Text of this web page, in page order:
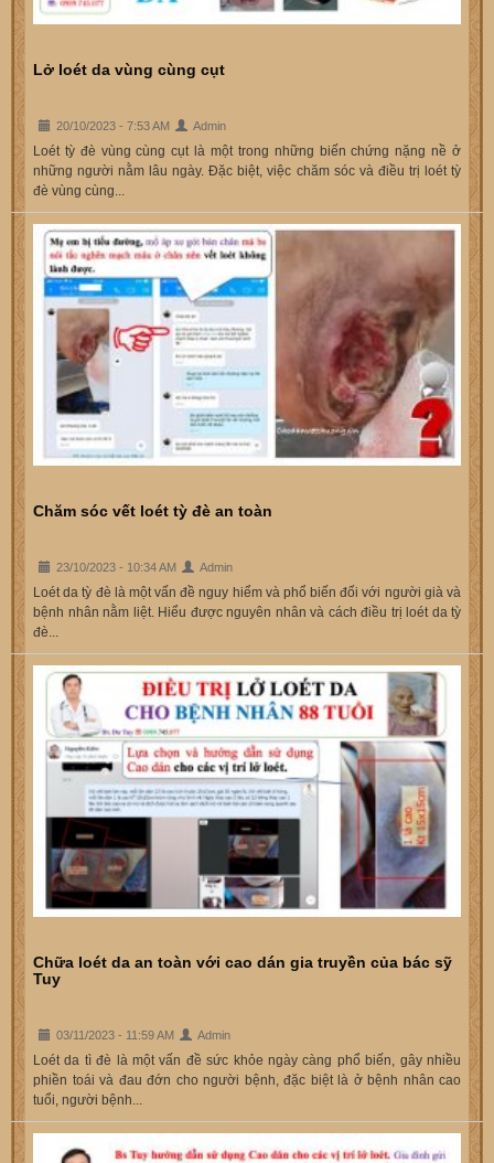
Lở loét da vùng cùng cụt
20/10/2023 - 7:53 AM Admin
Loét tỳ đè vùng cùng cụt là một trong những biến chứng nặng nề ở
những người nằm lâu ngày. Đặc biệt, việc chăm sóc và điều trị loét tỳ
đè vùng cùng...
Chăm sóc vết loét tỳ đè an toàn
23/10/2023 - 10:34 AM Admin
Loét da tỳ đè là một vấn đề nguy hiểm và phổ biến đối với người già và
bệnh nhân nằm liệt. Hiểu được nguyên nhân và cách điều trị loét da tỳ
đè...
Chữa loét da an toàn với cao dán gia truyền của bác sỹ
Tuy
03/11/2023 - 11:59 AM Admin
Loét da tì đè là một vấn đề sức khỏe ngày càng phổ biến, gây nhiều
phiền toái và đau đớn cho người bệnh, đặc biệt là ở bệnh nhân cao
tuổi, người bệnh...